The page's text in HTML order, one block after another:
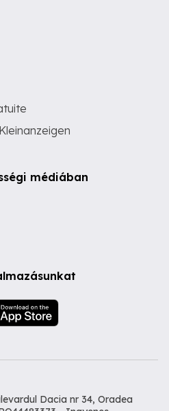
médiában
Dacia nr 34, Oradea